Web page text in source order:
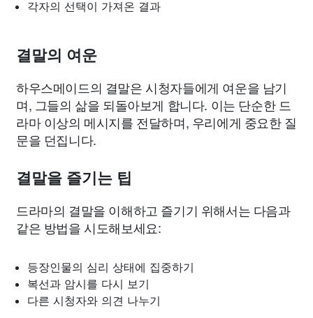
각자의 선택이 가져온 결과
결말의 여운
하우스메이드의 결말은 시청자들에게 여운을 남기
며, 그들의 삶을 되돌아보게 합니다. 이는 단순한 드
라마 이상의 메시지를 전달하며, 우리에게 중요한 질
문을 던집니다.
결말을 즐기는 팁
드라마의 결말을 이해하고 즐기기 위해서는 다음과
같은 방법을 시도해보세요:
등장인물의 심리 상태에 집중하기
복선과 암시를 다시 보기
다른 시청자와 의견 나누기